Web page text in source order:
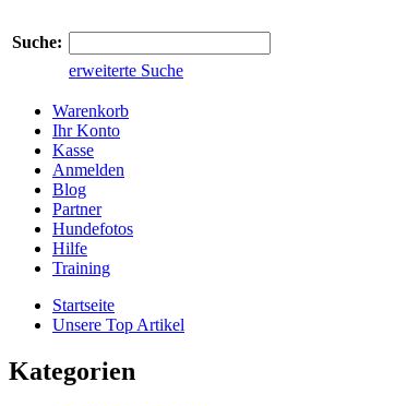
Suche:
erweiterte Suche
Warenkorb
Ihr Konto
Kasse
Anmelden
Blog
Partner
Hundefotos
Hilfe
Training
Startseite
Unsere Top Artikel
Kategorien